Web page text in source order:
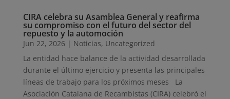
CIRA celebra su Asamblea General y reafirma
su compromiso con el futuro del sector del
repuesto y la automoción
Jun 22, 2026 | Noticias, Uncategorized
La entidad hace balance de la actividad desarrollada
durante el último ejercicio y presenta las principales
líneas de trabajo para los próximos meses La
Asociación Catalana de Recambistas (CIRA) celebró el